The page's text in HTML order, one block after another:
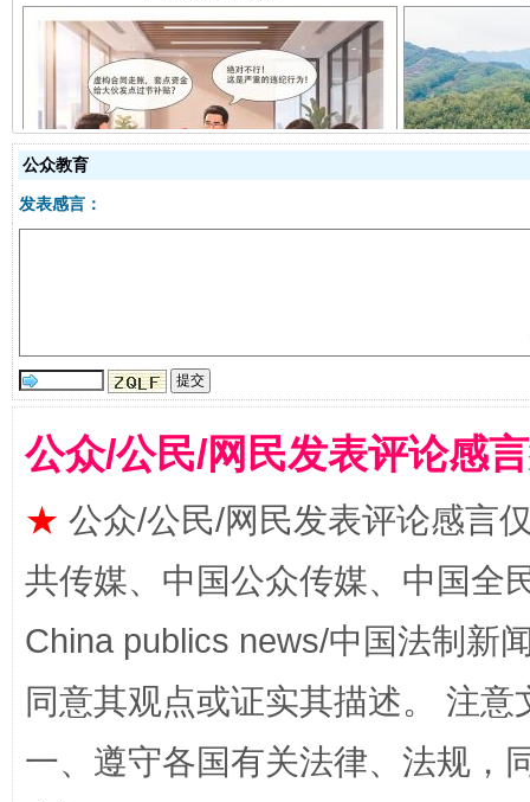
揭开“小金库”的免责幌子
受贿1.44亿！段成刚被判无期 从幼
全民健身五年计划来了！等你上场
公众教育
发表感言：
公众/公民/网民发表评论感
★ 公众/公民/网民发表评论感言
共传媒、中国公众传媒、中国全
China publics news/中国法制新
同意其观点或证实其描述。 注
一、遵守各国有关法律、法规，